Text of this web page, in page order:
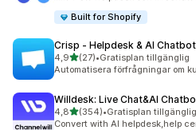
Built for Shopify
Crisp ‑ Helpdesk & AI Chatbot
4,9av 5 stjärnor
(27)
27 recensioner totalt
•Gratisplan tillgänglig
Automatisera förfrågningar om
Willdesk: Live Chat&AI
4,8av 5 stjärnor
(354)
354 recensioner totalt
•Gratisplan tillgänglig
Convert with AI helpdesk,help